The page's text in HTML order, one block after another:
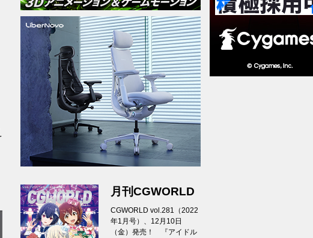
月刊CGWORLD
CGWORLD vol.281（2022
年1月号）、12月10日
（金）発売！ 『アイドル